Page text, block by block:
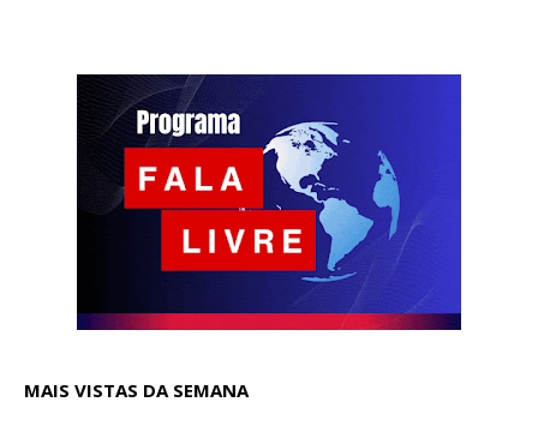
MAIS VISTAS DA SEMANA